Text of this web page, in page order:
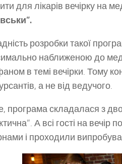
для лікарів вечірку на
розробки такої
наближеною до
в темі вечірки. Тому
а не від ведучого.
програма складалася з
А всі гості на
і проходили